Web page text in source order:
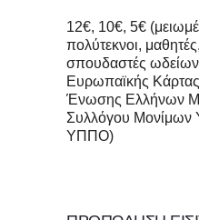
12€, 10€, 5€
πολύτεκνοι,
σπουδαστές
Ευρωπαϊκής
Ένωσης Ελλήνων
Συλλόγου Μονίμων
ΥΠΠΟ)